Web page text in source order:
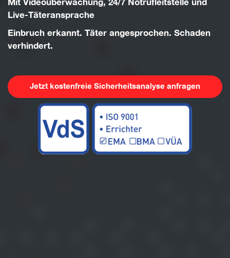
Live-Täteransprache
Einbruch erkannt. Täter angesprochen. Schaden
verhindert.
Jetzt kostenfreie Sicherheitsanalyse anfragen